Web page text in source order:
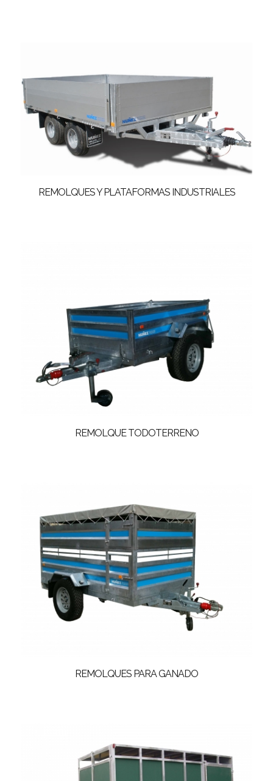
REMOLQUES Y PLATAFORMAS INDUSTRIALES
REMOLQUE TODOTERRENO
REMOLQUES PARA GANADO